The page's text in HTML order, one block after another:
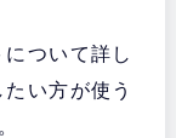
ついて詳し
い方が使う